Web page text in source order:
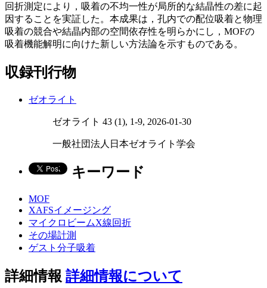
回折測定により，吸着の不均一性が局所的な結晶性の差に起
因することを実証した。本成果は，孔内での配位吸着と物理
吸着の競合や結晶内部の空間依存性を明らかにし，MOFの
吸着機能解明に向けた新しい方法論を示すものである。
収録刊行物
ゼオライト
ゼオライト 43 (1), 1-9, 2026-01-30
一般社団法人日本ゼオライト学会
キーワード
MOF
XAFSイメージング
マイクロビームX線回折
その場計測
ゲスト分子吸着
詳細情報 詳細情報について